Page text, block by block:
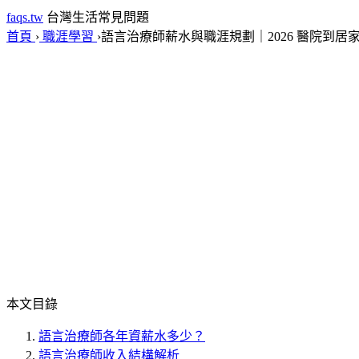
faqs.tw 台灣生活常見問題
首頁 › 職涯學習 ›語言治療師薪水與職涯規劃｜2026 醫院到居
本文目錄
語言治療師各年資薪水多少？
語言治療師收入結構解析